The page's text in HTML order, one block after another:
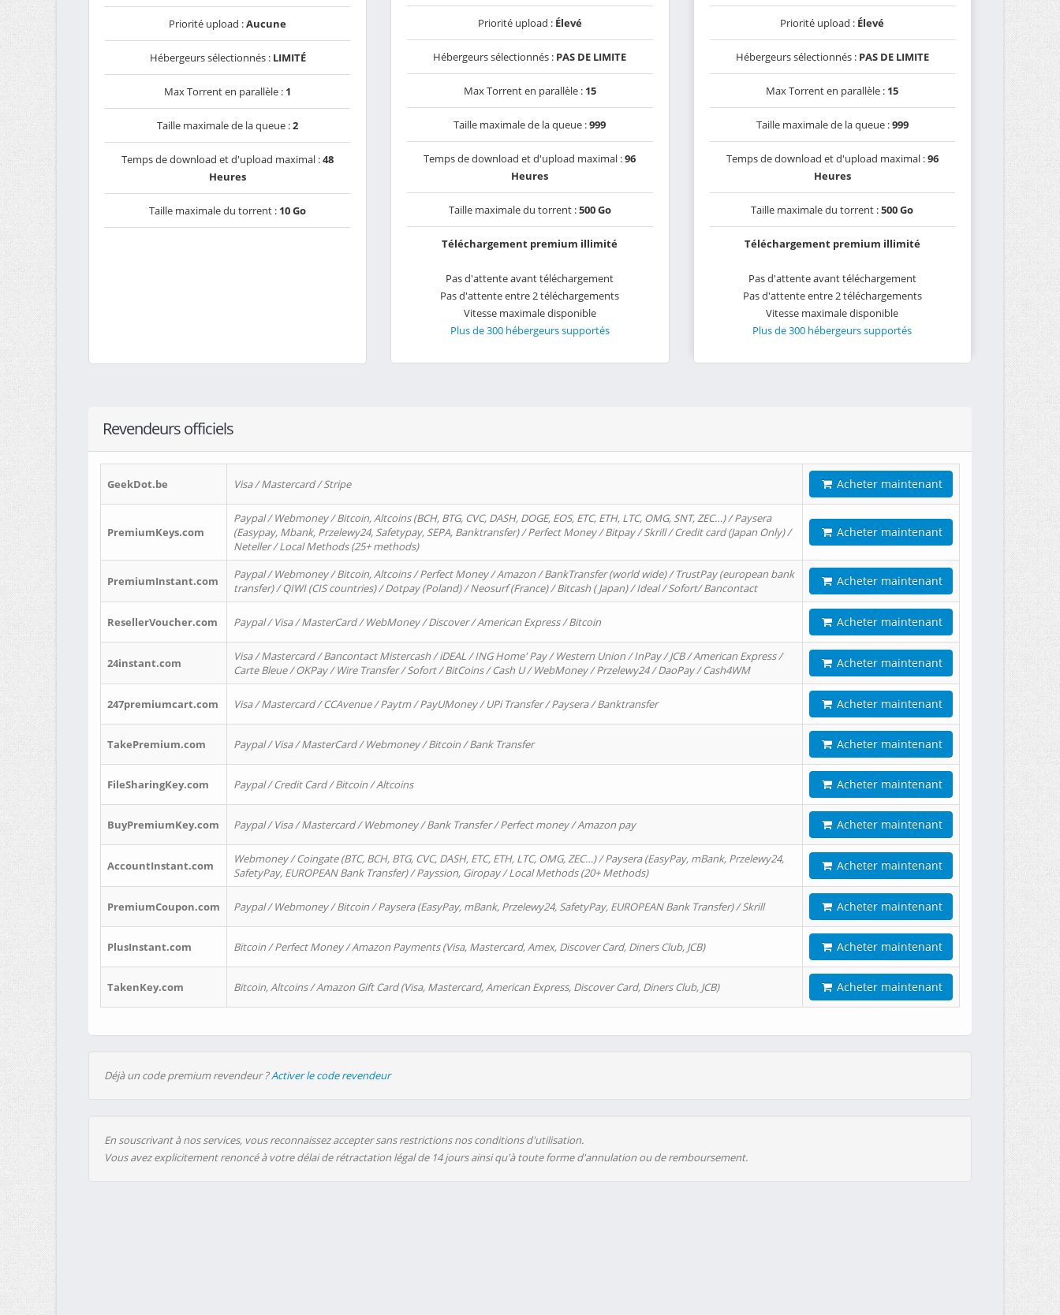
Priorité upload :Aucune
Hébergeurs sélectionnés : LIMITÉ
Max Torrent en parallèle : 1
Taille maximale de la queue :2
Temps de download et d'upload maximal :48
Heures
Taille maximale du torrent : 10 Go
Priorité upload : Élevé
Hébergeurs sélectionnés : PAS DE LIMITE
Max Torrent en parallèle : 15
Taille maximale de la queue :999
Temps de download et d'upload maximal :96
Heures
Taille maximale du torrent :500 Go
Téléchargement premium illimité
Pas d'attente avant téléchargement
Pas d'attente entre 2 téléchargements
Vitesse maximale disponible
Plus de 300 hébergeurs supportés
Priorité upload : Élevé
Hébergeurs sélectionnés : PAS DE LIMITE
Max Torrent en parallèle : 15
Taille maximale de la queue :999
Temps de download et d'upload maximal :96
Heures
Taille maximale du torrent :500 Go
Téléchargement premium illimité
Pas d'attente avant téléchargement
Pas d'attente entre 2 téléchargements
Vitesse maximale disponible
Plus de 300 hébergeurs supportés
Revendeurs officiels
GeekDot.be Visa / Mastercard / Stripe Acheter maintenant
PremiumKeys.com
Paypal / Webmoney / Bitcoin, Altcoins (BCH, BTG, CVC, DASH, DOGE, EOS, ETC, ETH, LTC, OMG, SNT, ZEC…) / Paysera
(Easypay, Mbank, Przelewy24, Safetypay, SEPA, Banktransfer) / Perfect Money / Bitpay / Skrill / Credit card (Japan Only) /
Neteller / Local Methods (25+ methods)
Acheter maintenant
PremiumInstant.com
Paypal / Webmoney / Bitcoin, Altcoins / Perfect Money / Amazon / BankTransfer (world wide) / TrustPay (european bank
transfer) / QIWI (CIS countries) / Dotpay (Poland) / Neosurf (France) / Bitcash ( Japan) / Ideal / Sofort/ Bancontact
Acheter maintenant
ResellerVoucher.com Paypal / Visa / MasterCard / WebMoney / Discover / American Express / Bitcoin Acheter maintenant
24instant.com
Visa / Mastercard / Bancontact Mistercash / iDEAL / ING Home' Pay / Western Union / InPay / JCB / American Express /
Carte Bleue / OKPay / Wire Transfer / Sofort / BitCoins / Cash U / WebMoney / Przelewy24 / DaoPay / Cash4WM
Acheter maintenant
247premiumcart.com Visa / Mastercard / CCAvenue / Paytm / PayUMoney / UPi Transfer / Paysera / Banktransfer Acheter maintenant
TakePremium.com Paypal / Visa / MasterCard / Webmoney / Bitcoin / Bank Transfer Acheter maintenant
FileSharingKey.com Paypal / Credit Card / Bitcoin / Altcoins Acheter maintenant
BuyPremiumKey.com Paypal / Visa / Mastercard / Webmoney / Bank Transfer / Perfect money / Amazon pay Acheter maintenant
AccountInstant.com
Webmoney / Coingate (BTC, BCH, BTG, CVC, DASH, ETC, ETH, LTC, OMG, ZEC…) / Paysera (EasyPay, mBank, Przelewy24,
SafetyPay, EUROPEAN Bank Transfer) / Payssion, Giropay / Local Methods (20+ Methods)
Acheter maintenant
PremiumCoupon.com Paypal / Webmoney / Bitcoin / Paysera (EasyPay, mBank, Przelewy24, SafetyPay, EUROPEAN Bank Transfer) / Skrill Acheter maintenant
PlusInstant.com Bitcoin / Perfect Money / Amazon Payments (Visa, Mastercard, Amex, Discover Card, Diners Club, JCB) Acheter maintenant
TakenKey.com Bitcoin, Altcoins / Amazon Gift Card (Visa, Mastercard, American Express, Discover Card, Diners Club, JCB) Acheter maintenant
Déjà un code premium revendeur ?Activer le code revendeur
En souscrivant à nos services, vous reconnaissez accepter sans restrictions nos conditions d'utilisation.
Vous avez explicitement renoncé à votre délai de rétractation légal de 14 jours ainsi qu'à toute forme d'annulation ou de remboursement.